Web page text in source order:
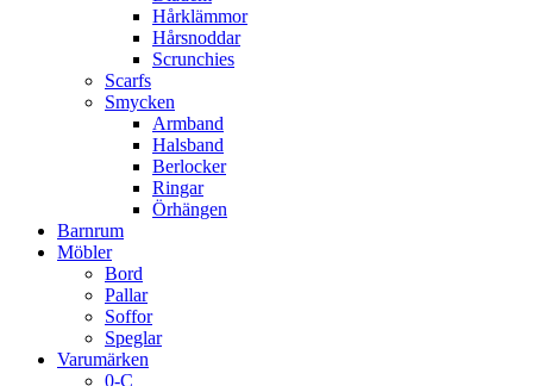
Hårklämmor
Hårsnoddar
Scrunchies
Scarfs
Smycken
Armband
Halsband
Berlocker
Ringar
Örhängen
Barnrum
Möbler
Bord
Pallar
Soffor
Speglar
Varumärken
0-C